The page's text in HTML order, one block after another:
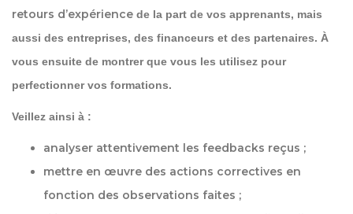
retours d’expérience de la part de vos apprenants, mais
aussi des entreprises, des financeurs et des partenaires. À
vous ensuite de montrer que vous les utilisez pour
perfectionner vos formations.
Veillez ainsi à :
analyser attentivement les feedbacks reçus ;
mettre en œuvre des actions correctives en
fonction des observations faites ;